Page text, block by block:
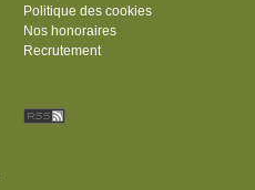
Politique des cookies
Nos honoraires
Recrutement